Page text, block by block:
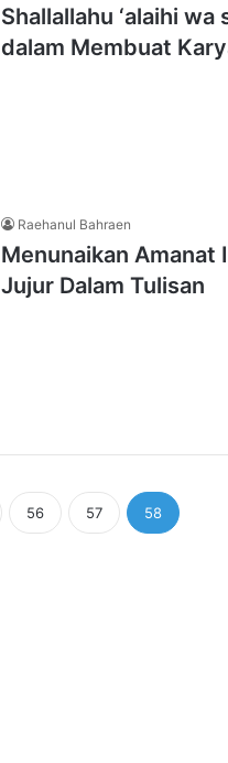
Shallallahu ‘alaihi wa
dalam Membuat
Raehanul Bahraen
Menunaikan Amanat
Jujur Dalam Tulisan
56 57 58